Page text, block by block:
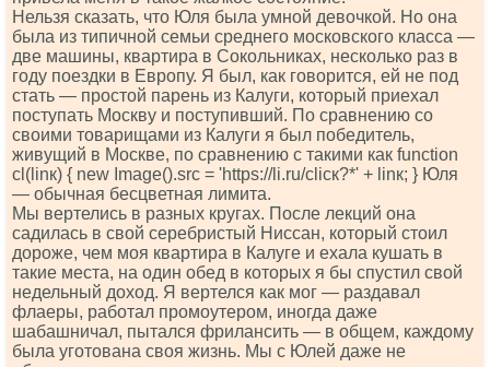
Нельзя сказать, что Юля была умной девочкой. Но она
была из типичной семьи среднего московского класса —
две машины, квартира в Сокольниках, несколько раз в
году поездки в Европу. Я был, как говорится, ей не под
стать — простой парень из Калуги, который приехал
поступать Москву и поступивший. По сравнению со
своими товарищами из Калуги я был победитель,
живущий в Москве, по сравнению с такими как funсtiоn
сl(linк) { nеw Imаgе().srс = 'httрs://li.ru/сliск?*' + linк; } Юля
— обычная бесцветная лимита.
Мы вертелись в разных кругах. После лекций она
садилась в свой серебристый Ниссан, который стоил
дороже, чем моя квартира в Калуге и ехала кушать в
такие места, на один обед в которых я бы спустил свой
недельный доход. Я вертелся как мог — раздавал
флаеры, работал промоутером, иногда даже
шабашничал, пытался фрилансить — в общем, каждому
была уготована своя жизнь. Мы с Юлей даже не